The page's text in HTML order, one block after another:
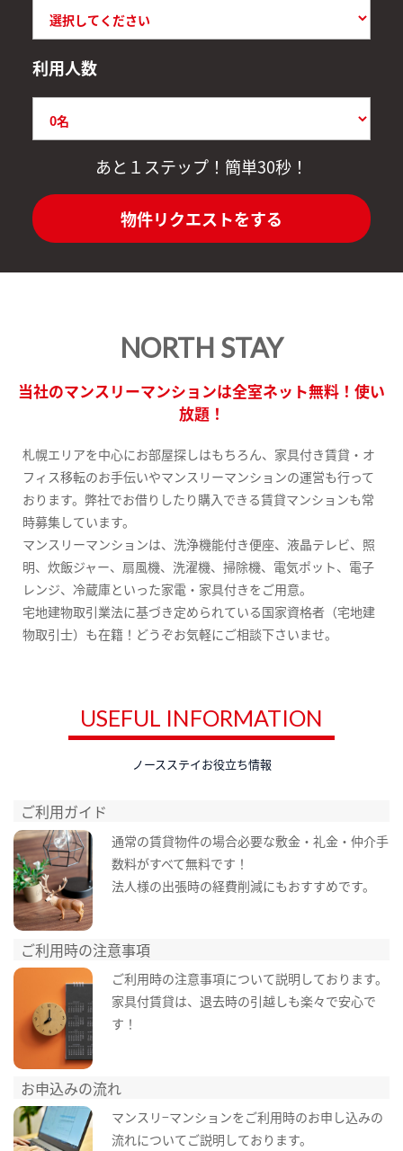
利用人数
あと１ステップ！簡単30秒！
物件リクエストをする
NORTH STAY
当社のマンスリーマンションは全室ネット無料！使い
放題！
札幌エリアを中心にお部屋探しはもちろん、家具付き賃貸・オ
フィス移転のお手伝いやマンスリーマンションの運営も行って
おります。弊社でお借りしたり購入できる賃貸マンションも常
時募集しています。
マンスリーマンションは、洗浄機能付き便座、液晶テレビ、照
明、炊飯ジャー、扇風機、洗濯機、掃除機、電気ポット、電子
レンジ、冷蔵庫といった家電・家具付きをご用意。
宅地建物取引業法に基づき定められている国家資格者（宅地建
物取引士）も在籍！どうぞお気軽にご相談下さいませ。
USEFUL INFORMATION
ノースステイお役立ち情報
ご利用ガイド
通常の賃貸物件の場合必要な敷金・礼金・仲介手
数料がすべて無料です！
法人様の出張時の経費削減にもおすすめです。
ご利用時の注意事項
ご利用時の注意事項について説明しております。
家具付賃貸は、退去時の引越しも楽々で安心で
す！
お申込みの流れ
マンスリ−マンションをご利用時のお申し込みの
流れについてご説明しております。